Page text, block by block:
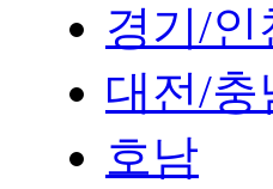
경기/인
대전/충
호남